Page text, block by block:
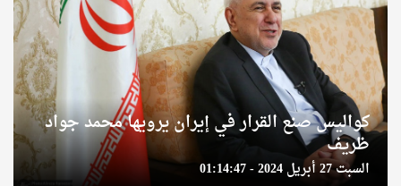
كواليس صنع القرار في إيران يرويها محمد جواد
ظريف
السبت 27 أبريل 2024 - 01:14:47